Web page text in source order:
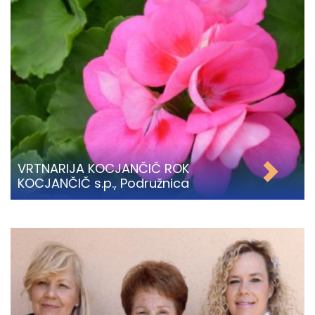
VRTNARIJA KOCJANČIČ ROK
KOCJANČIČ s.p., Podružnica